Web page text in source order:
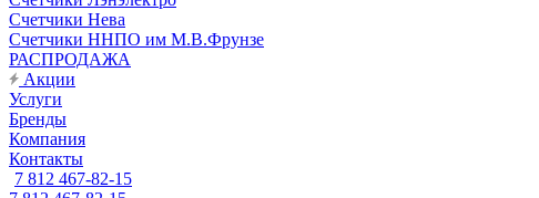
Счетчики Нева
Счетчики ННПО им М.В.Фрунзе
РАСПРОДАЖА
Акции
Услуги
Бренды
Компания
Контакты
7 812 467-82-15